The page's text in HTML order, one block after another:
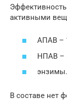
активными
АПАВ –
НПАВ –
энзимы.
В составе нет